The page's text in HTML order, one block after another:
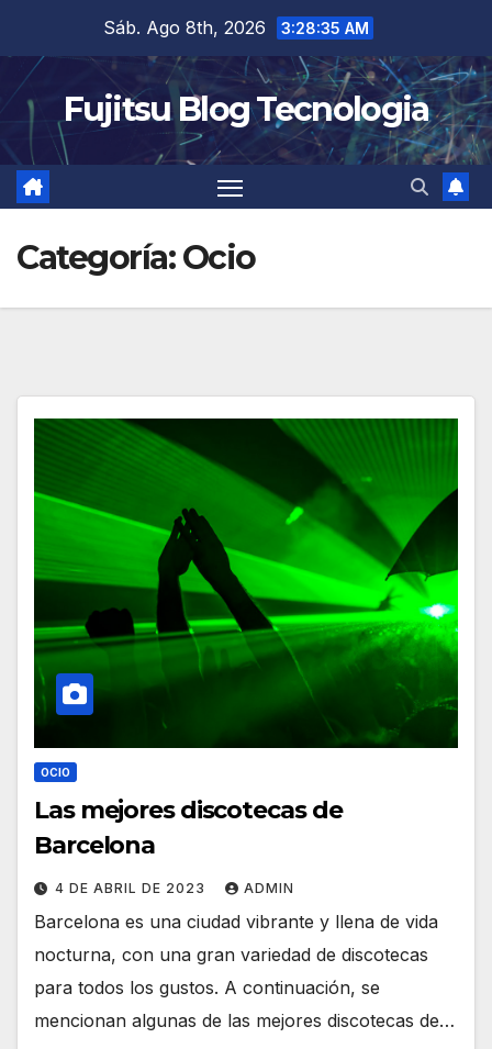
contenido
Sáb. Ago 8th, 2026 3:28:36 AM
Fujitsu Blog Tecnologia
Categoría:Ocio
OCIO
Las mejores discotecas de
Barcelona
4 DE ABRIL DE 2023 ADMIN
Barcelona es una ciudad vibrante y llena de vida
nocturna, con una gran variedad de discotecas
para todos los gustos. A continuación, se
mencionan algunas de las mejores discotecas de…